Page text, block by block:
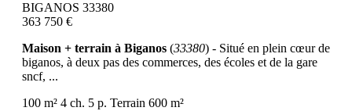
BIGANOS 33380
363 750 €
Maison + terrain à Biganos (33380) - Situé en plein cœur de
biganos, à deux pas des commerces, des écoles et de la gare
sncf, ...
100 m² 4 ch. 5 p. Terrain 600 m²